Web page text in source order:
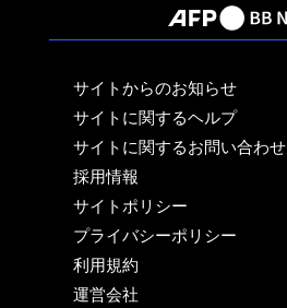
サイトからのお知らせ
サイトに関するヘルプ
サイトに関するお問い合わせ
採用情報
サイトポリシー
プライバシーポリシー
利用規約
運営会社